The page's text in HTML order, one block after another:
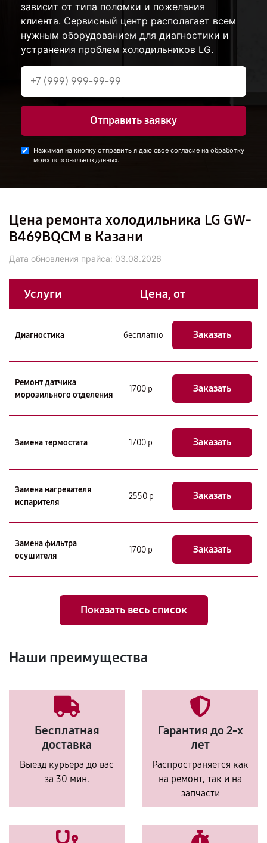
зависит от типа поломки и пожелания
клиента. Сервисный центр располагает всем
нужным оборудованием для диагностики и
устранения проблем холодильников LG.
Отправить заявку
Нажимая на кнопку отправить я даю свое согласие на обработку
моих персональных данных.
Цена ремонта холодильника LG GW-
B469BQCM в Казани
Дата обновления прайса: 03.08.2026
Услуги Цена, от
Диагностика бесплатно Заказать
Ремонт датчика
морозильного отделения
1700 р Заказать
Замена термостата 1700 р Заказать
Замена нагревателя
испарителя
2550 р Заказать
Замена фильтра
осушителя
1700 р Заказать
Показать весь список
Наши преимущества
Бесплатная
доставка
Выезд курьера до вас
за 30 мин.
Гарантия до 2-х
лет
Распространяется как
на ремонт, так и на
запчасти